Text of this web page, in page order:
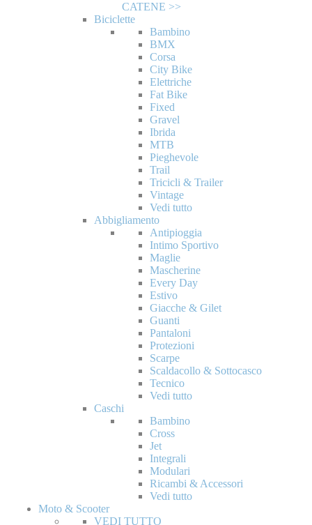
CATENE >>
Biciclette
Bambino
BMX
Corsa
City Bike
Elettriche
Fat Bike
Fixed
Gravel
Ibrida
MTB
Pieghevole
Trail
Tricicli & Trailer
Vintage
Vedi tutto
Abbigliamento
Antipioggia
Intimo Sportivo
Maglie
Mascherine
Every Day
Estivo
Giacche & Gilet
Guanti
Pantaloni
Protezioni
Scarpe
Scaldacollo & Sottocasco
Tecnico
Vedi tutto
Caschi
Bambino
Cross
Jet
Integrali
Modulari
Ricambi & Accessori
Vedi tutto
Moto & Scooter
VEDI TUTTO